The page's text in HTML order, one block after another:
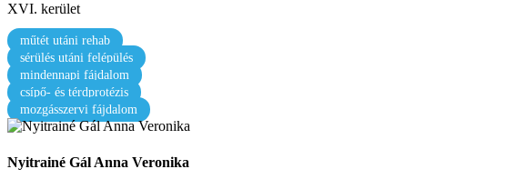
XVI. kerület
műtét utáni rehab
sérülés utáni felépülés
mindennapi fájdalom
csípő- és térdprotézis
mozgásszervi fájdalom
Nyitrainé Gál Anna Veronika